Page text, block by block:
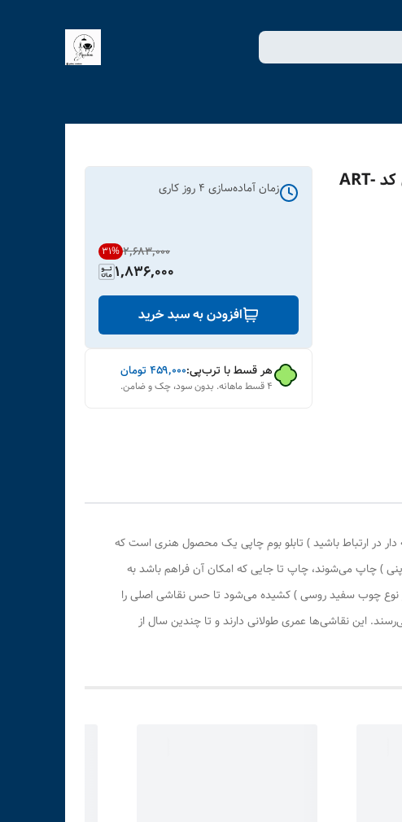
تابلو بوم چاپی لاویا طرح زن آفریقایی کد ART-
زمان آماده‌سازی 4 روز کاری
۲٬۶۸۳٬۰۰۰ 31%
1,836,000
افزودن به سبد خرید
هر قسط با ترب‌پی:۴۵۹٬۰۰۰ تومان
۴ قسط ماهانه. بدون سود، چک و ضامن.
در ارتباط باشید ) تابلو بوم چاپی یک محصول هنری است که
) چاپ می‌شوند، چاپ تا جایی که امکان آن فراهم باشد به
نوع چوب سفید روسی ) کشیده می‌شود تا حس نقاشی اصلی را
این نقاشی‌ها عمری طولانی دارند و تا چندین سال از